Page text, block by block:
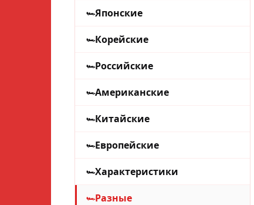
Японские
Корейские
Российские
Американские
Китайские
Европейские
Характеристики
Разные